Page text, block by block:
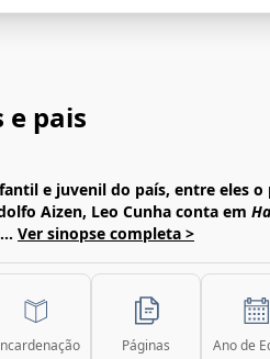
e pais
e juvenil do país, entre eles o
Aizen, Leo Cunha conta em
Ver sinopse completa >
Páginas Ano de